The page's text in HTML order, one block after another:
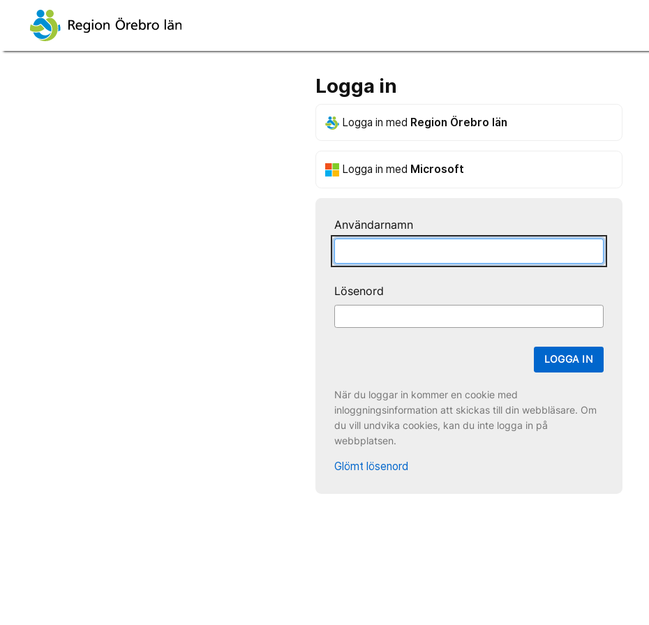
Logga in
Logga in med Region Örebro län
Logga in med Microsoft
Användarnamn
Lösenord
LOGGA IN
När du loggar in kommer en cookie med
inloggningsinformation att skickas till din webbläsare. Om
du vill undvika cookies, kan du inte logga in på
webbplatsen.
Glömt lösenord